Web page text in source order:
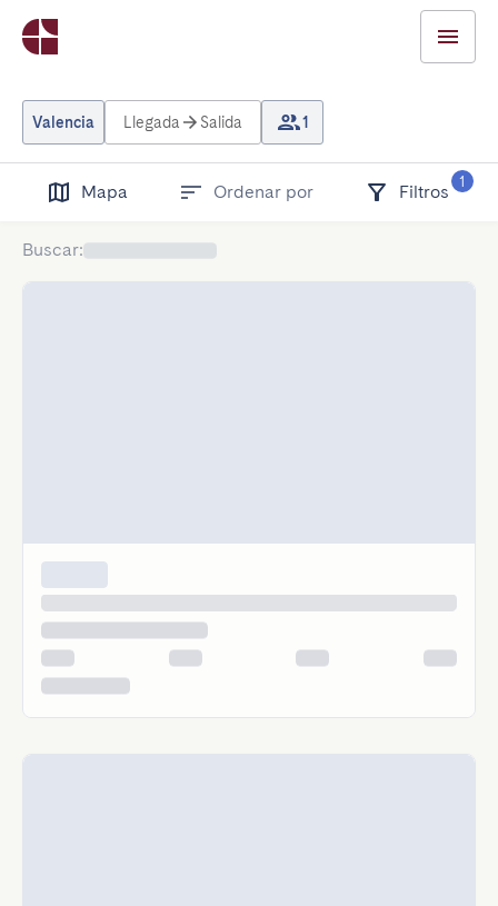
Valencia Llegada Salida 1
Mapa Ordenar por Filtros
1
Buscar: